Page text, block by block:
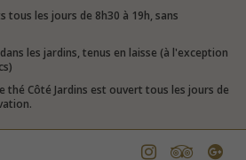
tous les jours de 8h30 à 19h, sans
les jardins, tenus en laisse (à l'exception
thé Côté Jardins est ouvert tous les jours de